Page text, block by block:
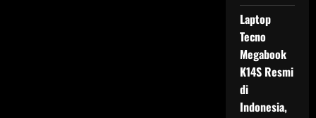
Laptop
Tecno
Megabook
K14S Resmi
di
Indonesia,